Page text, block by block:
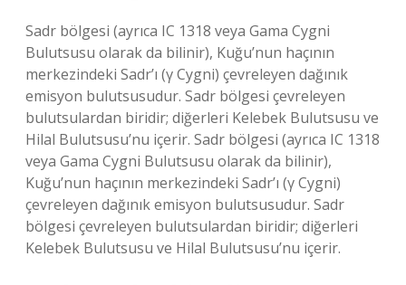
Sadr bölgesi (ayrıca IC 1318 veya Gama Cygni
Bulutsusu olarak da bilinir), Kuğu’nun haçının
merkezindeki Sadr’ı (γ Cygni) çevreleyen dağınık
emisyon bulutsusudur. Sadr bölgesi çevreleyen
bulutsulardan biridir; diğerleri Kelebek Bulutsusu ve
Hilal Bulutsusu’nu içerir. Sadr bölgesi (ayrıca IC 1318
veya Gama Cygni Bulutsusu olarak da bilinir),
Kuğu’nun haçının merkezindeki Sadr’ı (γ Cygni)
çevreleyen dağınık emisyon bulutsusudur. Sadr
bölgesi çevreleyen bulutsulardan biridir; diğerleri
Kelebek Bulutsusu ve Hilal Bulutsusu’nu içerir.